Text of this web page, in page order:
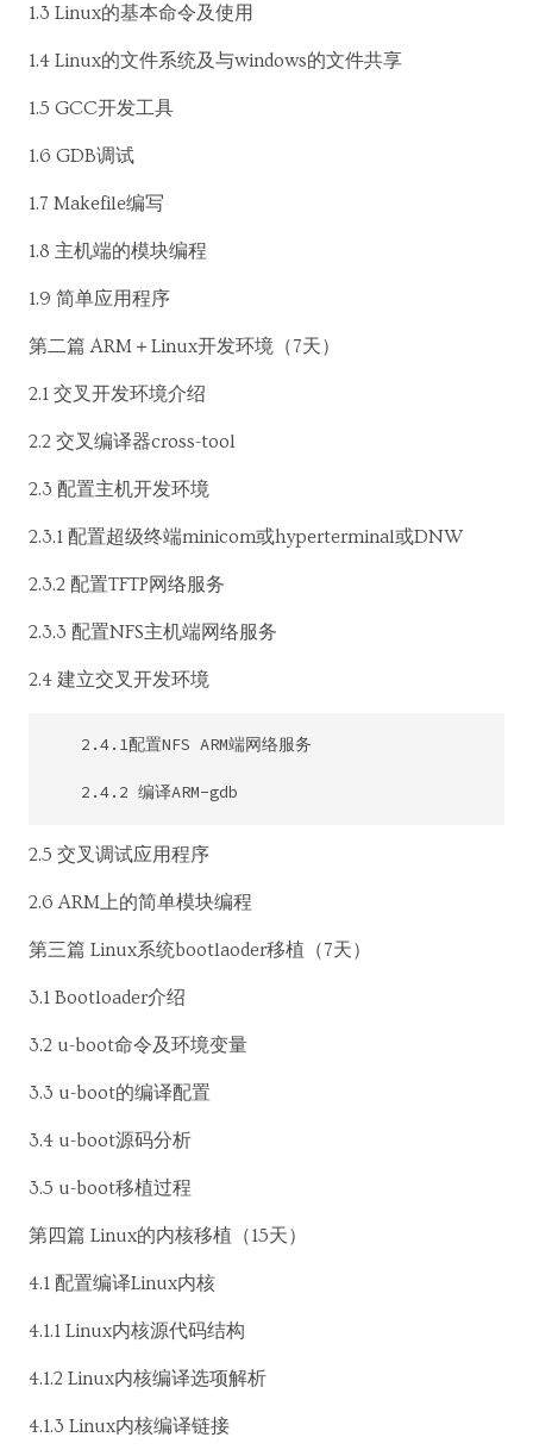
1.3 Linux的基本命令及使用
1.4 Linux的文件系统及与windows的文件共享
1.5 GCC开发工具
1.6 GDB调试
1.7 Makefile编写
1.8 主机端的模块编程
1.9 简单应用程序
第二篇 ARM＋Linux开发环境（7天）
2.1 交叉开发环境介绍
2.2 交叉编译器cross-tool
2.3 配置主机开发环境
2.3.1 配置超级终端minicom或hyperterminal或DNW
2.3.2 配置TFTP网络服务
2.3.3 配置NFS主机端网络服务
2.4 建立交叉开发环境
   2.4.1配置NFS ARM端网络服务
2.5 交叉调试应用程序
2.6 ARM上的简单模块编程
第三篇 Linux系统bootlaoder移植（7天）
3.1 Bootloader介绍
3.2 u-boot命令及环境变量
3.3 u-boot的编译配置
3.4 u-boot源码分析
3.5 u-boot移植过程
第四篇 Linux的内核移植（15天）
4.1 配置编译Linux内核
4.1.1 Linux内核源代码结构
4.1.2 Linux内核编译选项解析
4.1.3 Linux内核编译链接